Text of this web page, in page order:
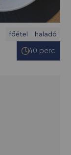
40 perc
főétel haladó